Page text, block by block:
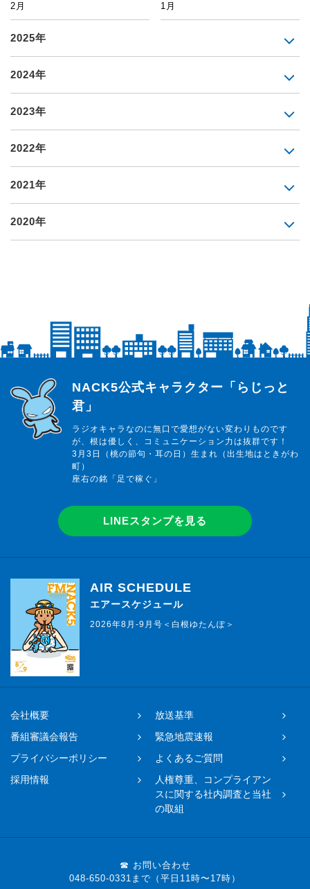
2月 1月
2025年
2024年
2023年
2022年
2021年
2020年
らじっと君
NACK5公式キャラクター「らじっと
君」
ラジオキャラなのに無口で愛想がない変わりものです
が、根は優しく、コミュニケーション力は抜群です！
3月3日（桃の節句・耳の日）生まれ（出生地はときがわ
町）
座右の銘「足で稼ぐ」
LINEスタンプを見る
AIR SCHEDULE
エアースケジュール
2026年8月-9月号＜白根ゆたんぽ＞
会社概要
放送基準
番組審議会報告
緊急地震速報
プライバシーポリシー
よくあるご質問
採用情報
人権尊重、コンプライアン
スに関する社内調査と当社
の取組
☎ お問い合わせ
048-650-0331まで（平日11時〜17時）